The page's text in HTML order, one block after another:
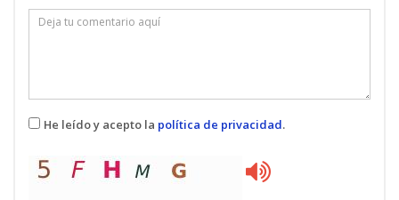
3 ECTS
sector
SISTEMAS DE PRODUCCIÓN EN CAMARÓN
He leído y acepto la política de privacidad.